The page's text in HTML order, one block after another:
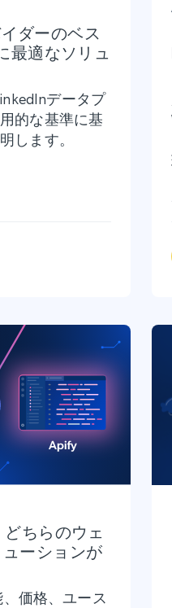
ダーのベス
最適なソリュ
データプ
的な基準に基
します。
ちらのウェ
ーションが
価格、ユース